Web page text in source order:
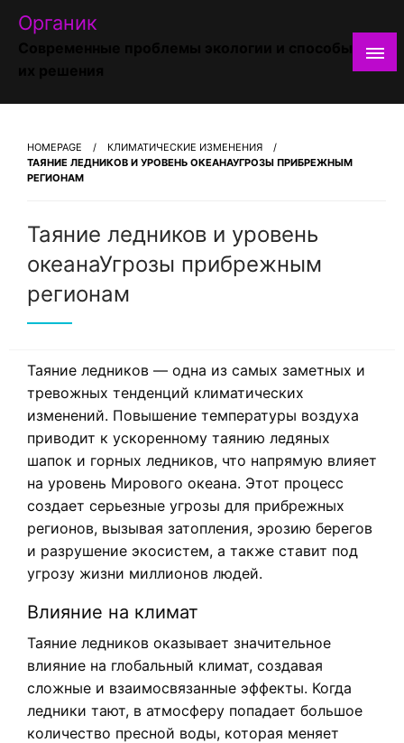
SkipОрганик
HOMEPAGE
КЛИМАТИЧЕСКИЕ ИЗМЕНЕНИЯ
ТАЯНИЕ ЛЕДНИКОВ И УРОВЕНЬ ОКЕАНАУГРОЗЫ ПРИБРЕЖНЫМ
РЕГИОНАМ
Таяние ледников и уровень
океанаУгрозы прибрежным
регионам
Таяние ледников — одна из самых заметных и
тревожных тенденций климатических
изменений. Повышение температуры воздуха
приводит к ускоренному таянию ледяных
шапок и горных ледников, что напрямую влияет
на уровень Мирового океана. Этот процесс
создает серьезные угрозы для прибрежных
регионов, вызывая затопления, эрозию берегов
и разрушение экосистем, а также ставит под
угрозу жизни миллионов людей.
Влияние на климат
Таяние ледников оказывает значительное
влияние на глобальный климат, создавая
сложные и взаимосвязанные эффекты. Когда
ледники тают, в атмосферу попадает большое
количество пресной воды, которая меняет